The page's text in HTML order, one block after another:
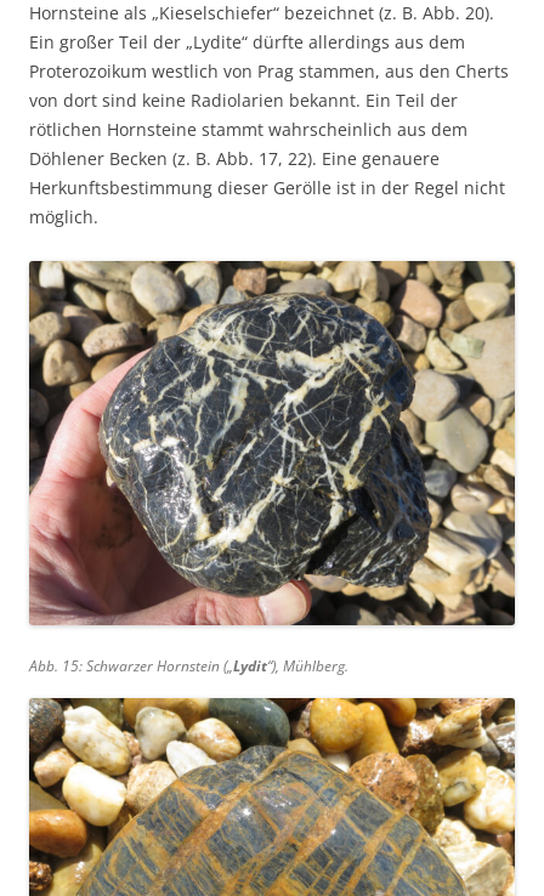
Hornsteine als „Kieselschiefer“ bezeichnet (z. B. Abb. 20).
Ein großer Teil der „Lydite“ dürfte allerdings aus dem
Proterozoikum westlich von Prag stammen, aus den Cherts
von dort sind keine Radiolarien bekannt. Ein Teil der
rötlichen Hornsteine stammt wahrscheinlich aus dem
Döhlener Becken (z. B. Abb. 17, 22). Eine genauere
Herkunftsbestimmung dieser Gerölle ist in der Regel nicht
möglich.
Abb. 15: Schwarzer Hornstein („Lydit“), Mühlberg.